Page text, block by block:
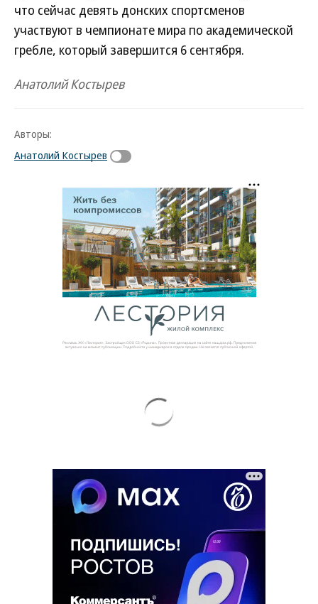
что сейчас девять донских спортсменов
участвуют в чемпионате мира по академической
гребле, который завершится 6 сентября.
Анатолий Костырев
Авторы:
Анатолий Костырев